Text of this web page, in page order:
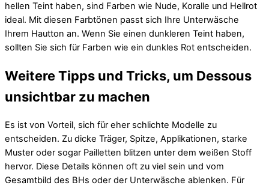
hellen Teint haben, sind Farben wie Nude, Koralle und Hellrot
ideal. Mit diesen Farbtönen passt sich Ihre Unterwäsche
Ihrem Hautton an. Wenn Sie einen dunkleren Teint haben,
sollten Sie sich für Farben wie ein dunkles Rot entscheiden.
Weitere Tipps und Tricks, um Dessous
unsichtbar zu machen
Es ist von Vorteil, sich für eher schlichte Modelle zu
entscheiden. Zu dicke Träger, Spitze, Applikationen, starke
Muster oder sogar Pailletten blitzen unter dem weißen Stoff
hervor. Diese Details können oft zu viel sein und vom
Gesamtbild des BHs oder der Unterwäsche ablenken. Für